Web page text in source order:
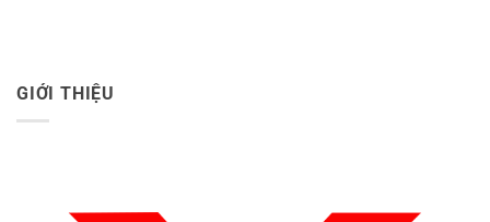
GIỚI THIỆU